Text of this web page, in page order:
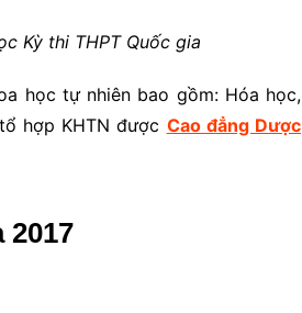
Kỳ thi THPT Quốc gia
học tự nhiên bao gồm: Hóa học,
hợp KHTN được Cao đẳng Dược